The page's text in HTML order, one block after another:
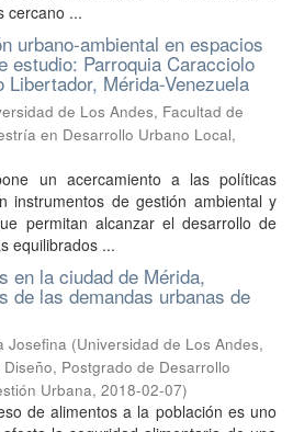
cercano ...
urbano-ambiental en espacios
estudio: Parroquia Caracciolo
Mérida-Venezuela
de Los Andes, Facultad de
en Desarrollo Urbano Local,
un acercamiento a las políticas
instrumentos de gestión ambiental y
permitan alcanzar el desarrollo de
equilibrados ...
en la ciudad de Mérida,
de las demandas urbanas de
Josefina (Universidad de Los Andes,
Postgrado de Desarrollo
Urbana, 2018-02-07)
de alimentos a la población es uno